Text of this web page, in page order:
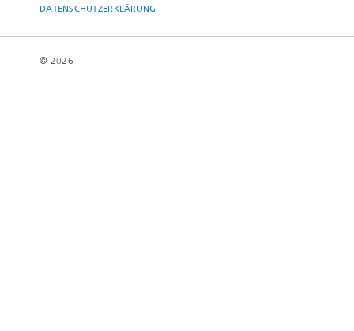
DATENSCHUTZERKLÄRUNG
© 2026